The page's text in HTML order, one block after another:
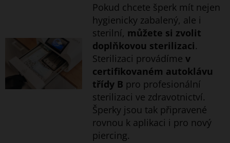
Pokud chcete šperk mít nejen
hygienicky zabalený, ale i
sterilní, můžete si zvolit
doplňkovou sterilizaci.
Sterilizaci provádíme v
certifikovaném autoklávu
třídy B pro profesionální
sterilizaci ve zdravotnictví.
Šperky jsou tak připravené
rovnou k aplikaci i pro nový
piercing.